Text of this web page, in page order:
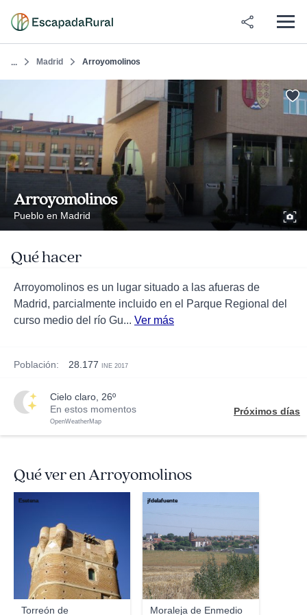
... Madrid Arroyomolinos
Arroyomolinos
Pueblo en Madrid
Qué hacer
Arroyomolinos es un lugar situado a las afueras de
Madrid, parcialmente incluido en el Parque Regional del
curso medio del río Gu... Ver más
Población: 28.177 INE 2017
cielo claro, 26º
En estos momentos
OpenWeatherMap
Próximos días
Qué ver en Arroyomolinos
Torreón de
Esetena
Moraleja de Enmedio
jfdelafuente